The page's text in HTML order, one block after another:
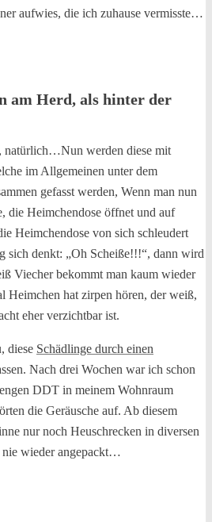
aufwies, die ich zuhause vermisste…
am Herd, als hinter der
natürlich…Nun werden diese mit
im Allgemeinen unter dem
gefasst werden, Wenn man nun
die Heimchendose öffnet und auf
Heimchendose von sich schleudert
sich denkt: „Oh Scheiße!!!“, dann wird
Viecher bekommt man kaum wieder
Heimchen hat zirpen hören, der weiß,
eher verzichtbar ist.
diese Schädlinge durch einen
Nach drei Wochen war ich schon
DDT in meinem Wohnraum
die Geräusche auf. Ab diesem
nur noch Heuschrecken in diversen
wieder angepackt…